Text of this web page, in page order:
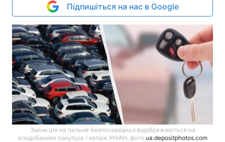
Підпишіться на нас в Google
Зміни цін на пальне безпосередньо відображаються на
вподобаннях покупців / колаж УНІАН, фото ua.depositphotos.com